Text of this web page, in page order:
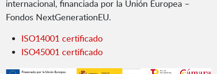
internacional, financiada por la Unión Europea –
Fondos NextGenerationEU.
ISO14001 certificado
ISO45001 certificado